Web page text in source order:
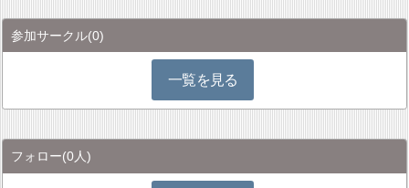
参加サークル(0)
一覧を見る
フォロー(0人)